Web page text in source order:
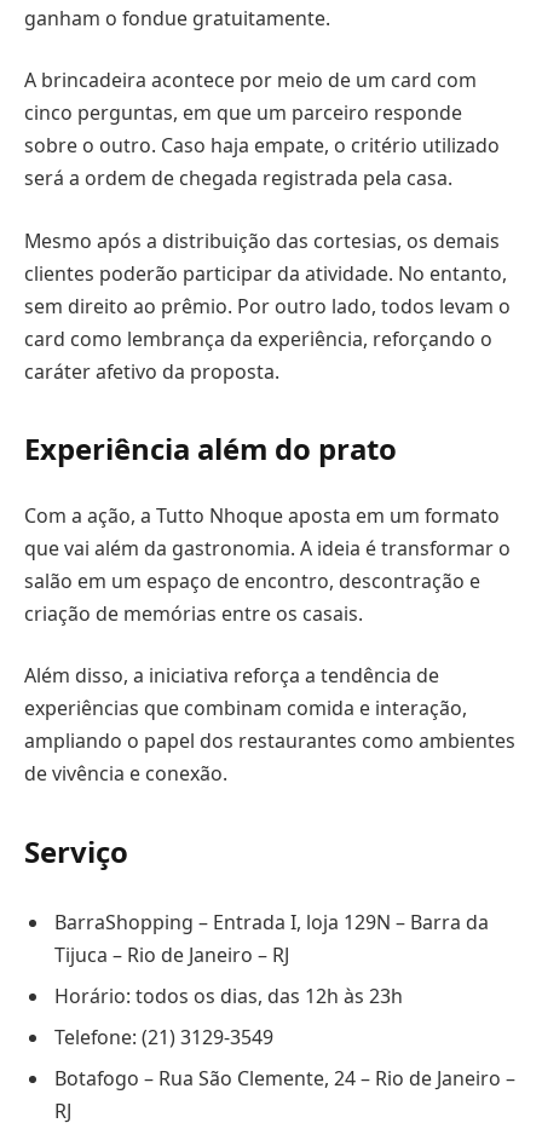
ganham o fondue gratuitamente.
A brincadeira acontece por meio de um card com
cinco perguntas, em que um parceiro responde
sobre o outro. Caso haja empate, o critério utilizado
será a ordem de chegada registrada pela casa.
Mesmo após a distribuição das cortesias, os demais
clientes poderão participar da atividade. No entanto,
sem direito ao prêmio. Por outro lado, todos levam o
card como lembrança da experiência, reforçando o
caráter afetivo da proposta.
Experiência além do prato
Com a ação, a Tutto Nhoque aposta em um formato
que vai além da gastronomia. A ideia é transformar o
salão em um espaço de encontro, descontração e
criação de memórias entre os casais.
Além disso, a iniciativa reforça a tendência de
experiências que combinam comida e interação,
ampliando o papel dos restaurantes como ambientes
de vivência e conexão.
Serviço
BarraShopping – Entrada I, loja 129N – Barra da
Tijuca – Rio de Janeiro – RJ
Horário: todos os dias, das 12h às 23h
Telefone: (21) 3129-3549
Botafogo – Rua São Clemente, 24 – Rio de Janeiro –
RJ